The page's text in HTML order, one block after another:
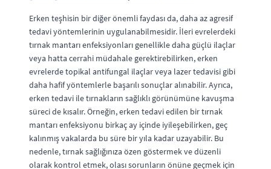
Erken teşhisin bir diğer önemli faydası da, daha az agresif
tedavi yöntemlerinin uygulanabilmesidir. İleri evrelerdeki
tırnak mantarı enfeksiyonları genellikle daha güçlü ilaçlar
veya hatta cerrahi müdahale gerektirebilirken, erken
evrelerde topikal antifungal ilaçlar veya lazer tedavisi gibi
daha hafif yöntemlerle başarılı sonuçlar alınabilir. Ayrıca,
erken tedavi ile tırnakların sağlıklı görünümüne kavuşma
süreci de kısalır. Örneğin, erken tedavi edilen bir tırnak
mantarı enfeksiyonu birkaç ay içinde iyileşebilirken, geç
kalınmış vakalarda bu süre bir yıla kadar uzayabilir. Bu
nedenle, tırnak sağlığınıza özen göstermek ve düzenli
olarak kontrol etmek, olası sorunların önüne geçmek için